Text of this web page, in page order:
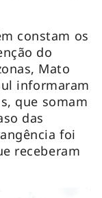
constam os
do
Mato
informaram
que somam
das
foi
receberam